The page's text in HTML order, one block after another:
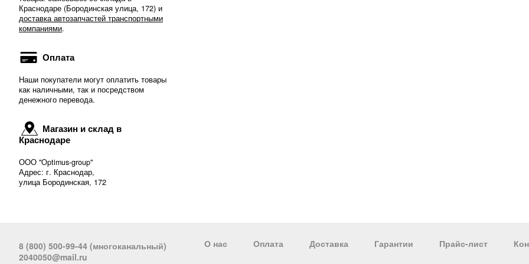
Краснодаре (Бородинская улица, 172) и
доставка автозапчастей транспортными
компаниями.
Оплата
Наши покупатели могут оплатить товары
как наличными, так и посредством
денежного перевода.
Магазин и склад в
Краснодаре
ООО "Optimus-group"
Адрес: г. Краснодар,
улица Бородинская, 172
8 (800) 500-99-44 (многоканальный)
2040050@mail.ru
О нас Оплата Доставка Гарантии Прайс-лист